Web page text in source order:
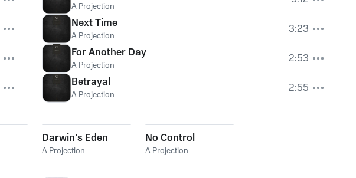
A Projection
Next Time
A Projection
3:23
For Another Day
A Projection
2:53
Betrayal
A Projection 2:55
Darwin's Eden
A Projection
No Control
A Projection